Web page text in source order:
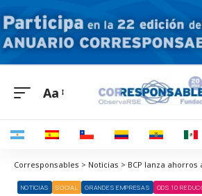
Aa
NOTICIAS SOCIAL GRANDES EMPRESAS ODS 10